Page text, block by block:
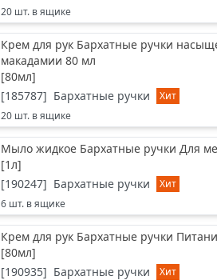
20 шт. в ящике
Крем для рук Бархатные ручки
макадамии 80 мл
[80мл]
[185787] Бархатные ручки
Хит
20 шт. в ящике
Мыло жидкое Бархатные ручки Для
[1л]
[190247] Бархатные ручки
Хит
6 шт. в ящике
Крем для рук Бархатные ручки
[80мл]
[190935] Бархатные ручки
Хит